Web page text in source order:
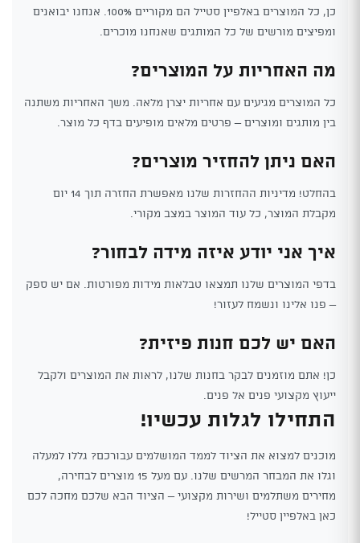
כן, כל המוצרים באלפיין סטייל הם מקוריים 100%. אנחנו יבואנים
ומפיצים מורשים של כל המותגים שאנחנו מוכרים.
מה האחריות על המוצרים?
כל המוצרים מגיעים עם אחריות יצרן מלאה. משך האחריות משתנה
בין מותגים ומוצרים – פרטים מלאים מופיעים בדף כל מוצר.
האם ניתן להחזיר מוצרים?
בהחלט! מדיניות ההחזרות שלנו מאפשרת החזרה תוך 14 יום
מקבלת המוצר, כל עוד המוצר במצב מקורי.
איך אני יודע איזה מידה לבחור?
בדפי המוצרים שלנו תמצאו טבלאות מידות מפורטות. אם יש ספק
– פנו אלינו ונשמח לעזור!
האם יש לכם חנות פיזית?
כן! אתם מוזמנים לבקר בחנות שלנו, לראות את המוצרים ולקבל
ייעוץ מקצועי פנים אל פנים.
התחילו לגלות עכשיו!
מוכנים למצוא את הציוד לממד המושלמים עבורכם? גללו למעלה
וגלו את המבחר המרשים שלנו. עם מעל 15 מוצרים לבחירה,
מחירים משתלמים ושירות מקצועי – הציוד הבא שלכם מחכה לכם
כאן באלפיין סטייל!